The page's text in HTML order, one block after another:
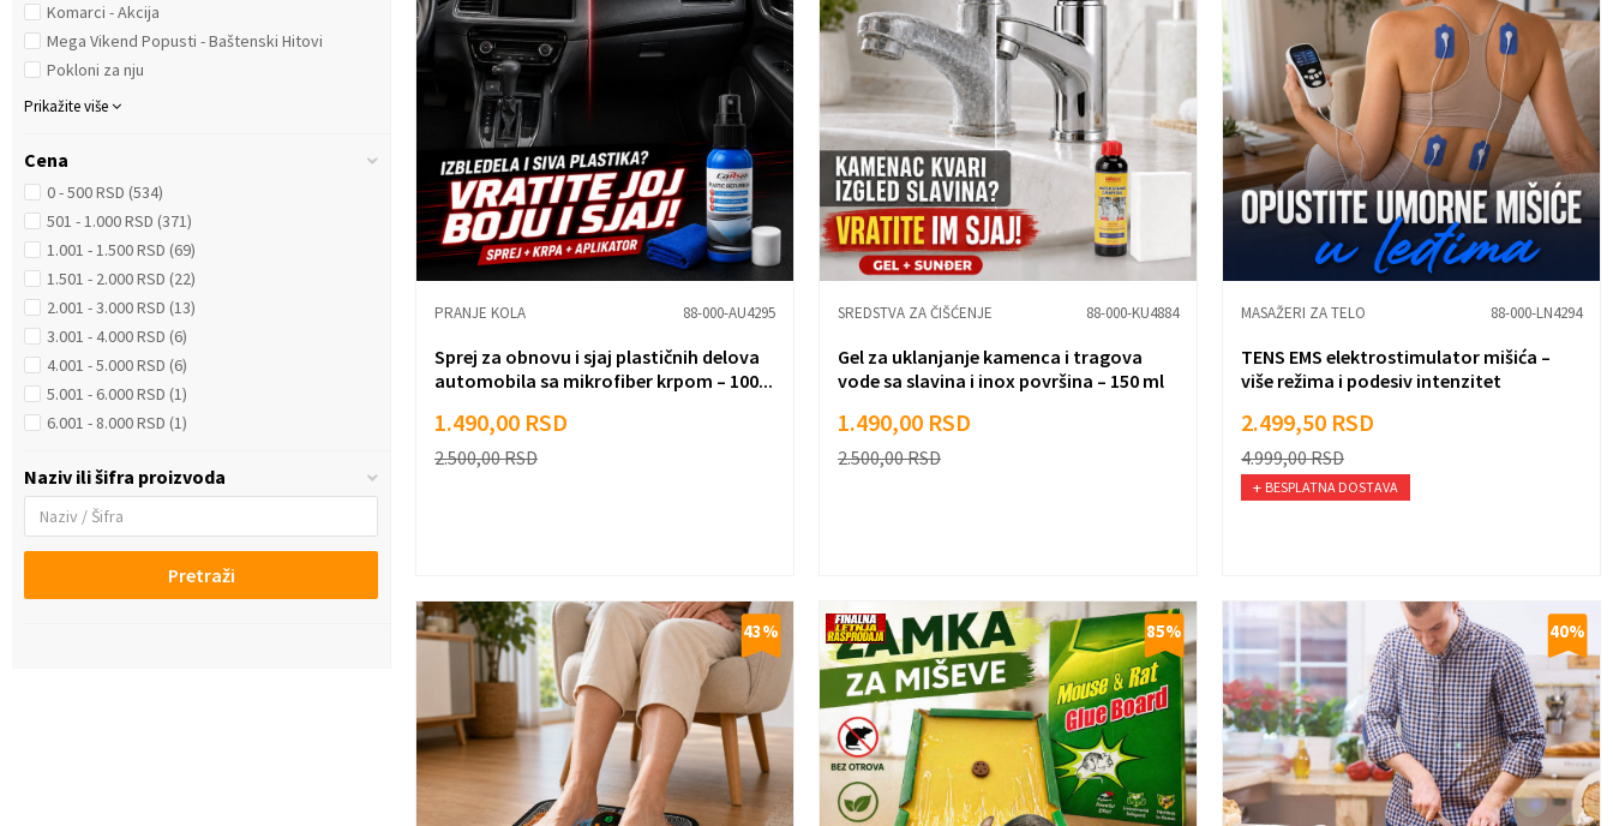
Komarci - Akcija
Mega Vikend Popusti - Baštenski Hitovi
Pokloni za nju
Prikažite više
Cena
0 - 500 RSD (534)
501 - 1.000 RSD (371)
1.001 - 1.500 RSD (69)
1.501 - 2.000 RSD (22)
2.001 - 3.000 RSD (13)
3.001 - 4.000 RSD (6)
4.001 - 5.000 RSD (6)
5.001 - 6.000 RSD (1)
6.001 - 8.000 RSD (1)
Naziv ili šifra proizvoda
Pretraži
PRANJE KOLA 88-000-AU4295
Sprej za obnovu i sjaj plastičnih delova
automobila sa mikrofiber krpom – 100...
1.490,00 RSD
2.500,00RSD
SREDSTVA ZA ČIŠĆENJE 88-000-KU4884
Gel za uklanjanje kamenca i tragova
vode sa slavina i inox površina – 150 ml
1.490,00 RSD
2.500,00RSD
MASAŽERI ZA TELO 88-000-LN4294
TENS EMS elektrostimulator mišića –
više režima i podesiv intenzitet
2.499,50 RSD
4.999,00RSD
BESPLATNA DOSTAVA
43% 85% 40%